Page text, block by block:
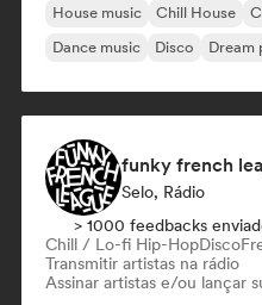
House music Chill House
Dance music
Disco Dream
funky french
Selo, Rádio
> 1000 feedbacks
Chill / Lo-fi Hip-HopDisco
Transmitir artistas na rádio
Assinar artistas e/ou lançar